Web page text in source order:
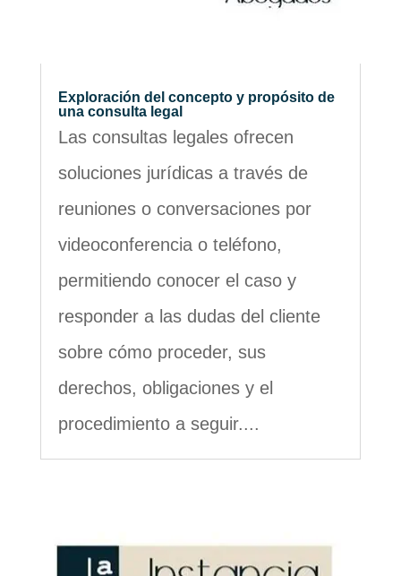
Exploración del concepto y propósito de
una consulta legal
Las consultas legales ofrecen
soluciones jurídicas a través de
reuniones o conversaciones por
videoconferencia o teléfono,
permitiendo conocer el caso y
responder a las dudas del cliente
sobre cómo proceder, sus
derechos, obligaciones y el
procedimiento a seguir....